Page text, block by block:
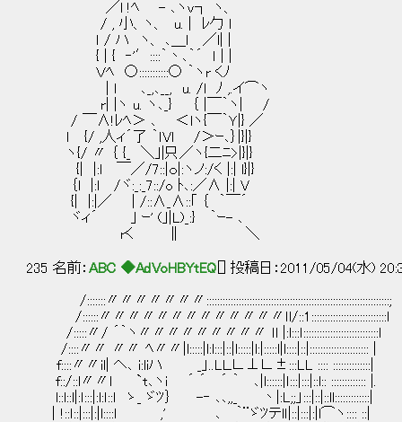
／l !ﾍ - ､ヽv┐ ヽ、
/ , 小、ヽ、 u. | ﾚ勹 l
ｌ / ハ ヽ、 ､＿l ／l| |
{ | { ‐'′::::｀丶､｀´ ｌ | |
Ｖﾍ ○:::::::::::○ ｀ヽr くﾉ
| l ､_,､__, u. /l ﾉ ,.イ⌒ヽ
r| |ヽ u. ヽ､_} ｛ |￣｀ヽ| /
/ ￣∧!ﾚﾍ＞ ､ ＜lヽ{￣｀Ｙ|} ／
ｌ {/ ,人ィ´了 ｀ｌVｌ /＞ｰ､｝|}|}
ヽ{/ 〃 ｛ {_ ＼｣|只／ヽ{二ﾆ>|}|}
{| |:l ￣／/7::|ｏ|:ヽノ:/く |:| l}|}
｛l |:l /ヾ:_:_7::/o ﾄ､:／∧ |:| V
{| |:|／ | /::∧_∧::｢ ｛ ｀￣´
ヾィ´ ｣ ｰ' (｣|L)_:} ｀ｰ- ､
rく ∥ ＼
235 名前： ABC ◆AdVoHBYtEQ [] 投稿日：2011/05/04(水)
/:::::::〃〃〃〃〃〃〃::::::::::::::::::::::::::::::::::::::::::::::::::::::::::::::::::::;
/::::::〃〃〃〃〃〃〃〃〃〃〃〃〃ｌl/::1::::::::::::::::::::::::::::l
/:::::〃/ ´｀ヽ〃〃〃〃〃〃〃〃〃 ｌl |:l:::ｌ::::::::::::::::::::::::::::l
/::::〃〃 〃〃 ﾍ〃〃|l:::::|l:l:::|::|l:::::|l:|:::::l|l::::|::|:::::::::::::::::::::: |
f::::〃〃il| ヘ､ i:liハ _」..LＬ∟⊥∟±:::LL :::: ::::::::::::::|
f::/::l〃〃l `t､ヽi ´ ´ ´ ｀ ､|l::::::|ｌ:::|:::|::l:: ::::::::::::: |.
l::l::l|:ｌ:::|:l:ｌ::ｌ ゝ_ ゞﾂ｝ -‐ ､､,,_ 丶|:L;;」
│!::ｌ::|:::|:|l::::l ,' ､ ｀¨ゞﾂテlｌ|::|:::|:|l⌒ヽ:::: ::|